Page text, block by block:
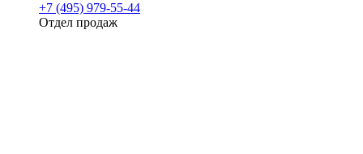
+7 (495) 979-55-44
Отдел продаж